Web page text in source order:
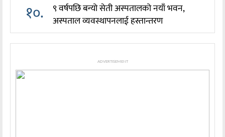
१०.
९ वर्षपछि बन्यो सेती अस्पतालको नयाँ भवन,
अस्पताल व्यवस्थापनलाई हस्तान्तरण
ADVERTISEMENT